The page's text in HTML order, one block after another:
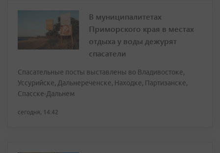
В муниципалитетах
Приморского края в местах
отдыха у воды дежурят
спасатели
Спасательные посты выставлены во Владивостоке,
Уссурийске, Дальнереченске, Находке, Партизанске,
Спасске-Дальнем
сегодня, 14:42